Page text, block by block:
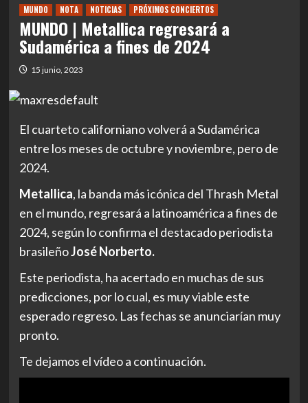
MUNDO NOTA NOTICIAS PRÓXIMOS CONCIERTOS
MUNDO | Metallica regresará a
Sudamérica a fines de 2024
15 junio, 2023
El cuarteto californiano volverá a Sudamérica
entre los meses de octubre y noviembre, pero de
2024.
Metallica, la banda más icónica del Thrash Metal
en el mundo, regresará a latinoamérica a fines de
2024, según lo confirma el destacado periodista
brasileñoJosé Norberto.
Este periodista, ha acertado en muchas de sus
predicciones, por lo cual, es muy viable este
esperado regreso. Las fechas se anunciarían muy
pronto.
Te dejamos el vídeo a continuación.